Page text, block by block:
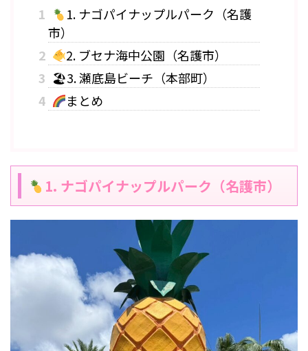
1
1. ナゴパイナップルパーク（名護
市）
2
2. ブセナ海中公園（名護市）
3 🏖3. 瀬底島ビーチ（本部町）
4
まとめ
1. ナゴパイナップルパーク（名護市）